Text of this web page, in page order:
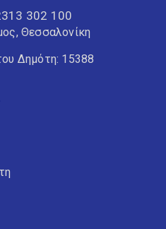
302 100
Θεσσαλονίκη
Δημότη: 15388